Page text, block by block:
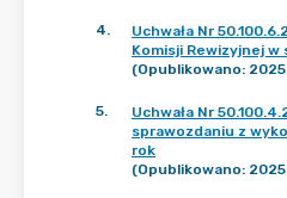
4.
Uchwała Nr
Komisji Rewizyjnej
(Opublikowano:
5.
Uchwała Nr
sprawozdaniu z
rok
(Opublikowano: